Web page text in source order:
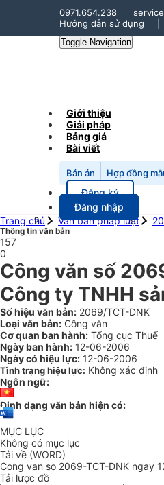
0971.654.238
Hướng dẫn sử dụng
Toggle Navigation
Giới thiệu
Giải pháp
Bảng giá
Bài viết
Bản án Hợp đồng
Đăng ký
Đăng nhập
Trang chủ
Văn bản pháp luật
Thông tin văn bản
157
0
Công văn số
Công ty TNHH
Số hiệu văn bản: 2069/TCT-DNK
Loại văn bản: Công văn
Cơ quan ban hành: Tổng cục Thuế
Ngày ban hành: 12-06-2006
Ngày có hiệu lực: 12-06-2006
Tình trạng hiệu lực: Không xác định
Ngôn ngữ:
Định dạng văn bản hiện có:
MỤC LỤC
Không có mục lục
Tải về (WORD)
Cong van so 2069-TCT-DNK ngay
Tải lược đồ